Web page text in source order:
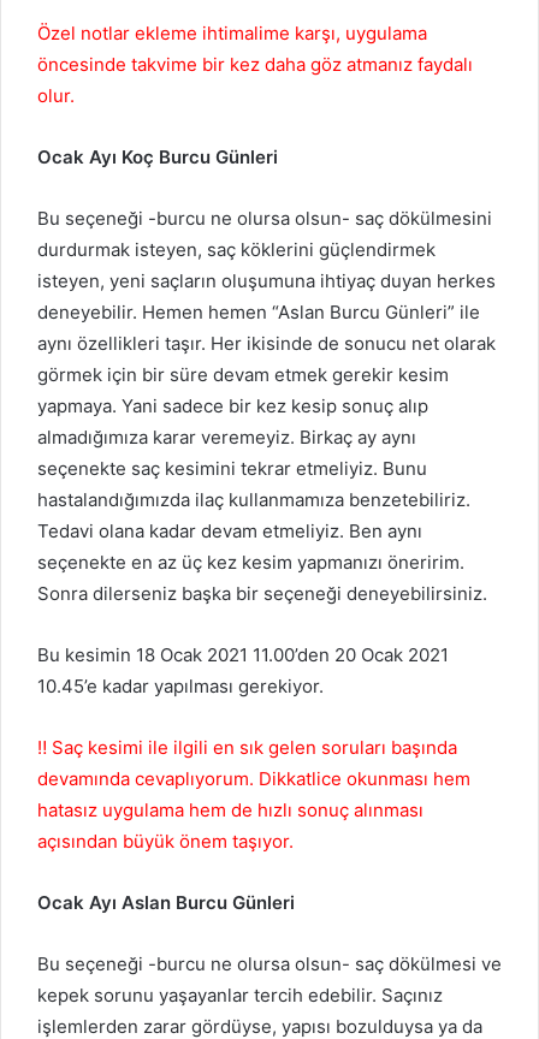
Özel notlar ekleme ihtimalime karşı, uygulama
öncesinde takvime bir kez daha göz atmanız faydalı
olur.
Ocak Ayı Koç Burcu Günleri
Bu seçeneği -burcu ne olursa olsun- saç dökülmesini
durdurmak isteyen, saç köklerini güçlendirmek
isteyen, yeni saçların oluşumuna ihtiyaç duyan herkes
deneyebilir. Hemen hemen “Aslan Burcu Günleri” ile
aynı özellikleri taşır. Her ikisinde de sonucu net olarak
görmek için bir süre devam etmek gerekir kesim
yapmaya. Yani sadece bir kez kesip sonuç alıp
almadığımıza karar veremeyiz. Birkaç ay aynı
seçenekte saç kesimini tekrar etmeliyiz. Bunu
hastalandığımızda ilaç kullanmamıza benzetebiliriz.
Tedavi olana kadar devam etmeliyiz. Ben aynı
seçenekte en az üç kez kesim yapmanızı öneririm.
Sonra dilerseniz başka bir seçeneği deneyebilirsiniz.
Bu kesimin 18 Ocak 2021 11.00’den 20 Ocak 2021
10.45’e kadar yapılması gerekiyor.
‼️ Saç kesimi ile ilgili en sık gelen soruları başında
devamında cevaplıyorum. Dikkatlice okunması hem
hatasız uygulama hem de hızlı sonuç alınması
açısından büyük önem taşıyor.
Ocak Ayı Aslan Burcu Günleri
Bu seçeneği -burcu ne olursa olsun- saç dökülmesi ve
kepek sorunu yaşayanlar tercih edebilir. Saçınız
işlemlerden zarar gördüyse, yapısı bozulduysa ya da